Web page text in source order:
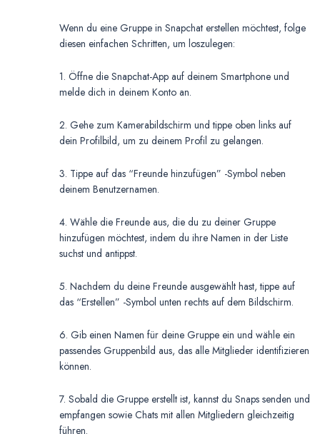
Wenn du eine Gruppe in Snapchat erstellen möchtest, folge
diesen einfachen Schritten, um loszulegen:
1. Öffne die Snapchat-App auf deinem Smartphone und
melde dich in deinem Konto an.
2. Gehe zum Kamerabildschirm und tippe oben links auf
dein Profilbild, um zu deinem Profil zu gelangen.
3. Tippe auf das “Freunde hinzufügen” -Symbol neben
deinem Benutzernamen.
4. Wähle die Freunde aus, die du zu deiner Gruppe
hinzufügen möchtest, indem du ihre Namen in der Liste
suchst und antippst.
5. Nachdem du deine Freunde ausgewählt hast, tippe auf
das “Erstellen” -Symbol unten rechts auf dem Bildschirm.
6. Gib einen Namen für deine Gruppe ein und wähle ein
passendes Gruppenbild aus, das alle Mitglieder identifizieren
können.
7. Sobald die Gruppe erstellt ist, kannst du Snaps senden und
empfangen sowie Chats mit allen Mitgliedern gleichzeitig
führen.